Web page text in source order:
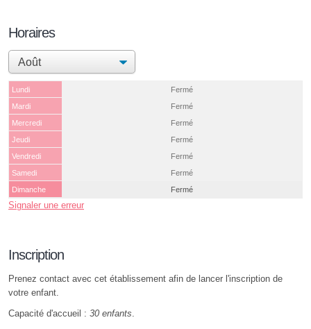
Horaires
Lundi
Fermé
Mardi
Fermé
Mercredi
Fermé
Jeudi
Fermé
Vendredi
Fermé
Samedi
Fermé
Dimanche
Fermé
Signaler une erreur
Inscription
Prenez contact avec cet établissement afin de lancer l'inscription de
votre enfant.
Capacité d'accueil : 30 enfants